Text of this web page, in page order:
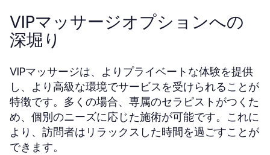
VIPマッサージオプションへの
深堀り
VIPマッサージは、よりプライベートな体験を提供
し、より高級な環境でサービスを受けられることが
特徴です。多くの場合、専属のセラピストがつくた
め、個別のニーズに応じた施術が可能です。これに
より、訪問者はリラックスした時間を過ごすことが
できます。